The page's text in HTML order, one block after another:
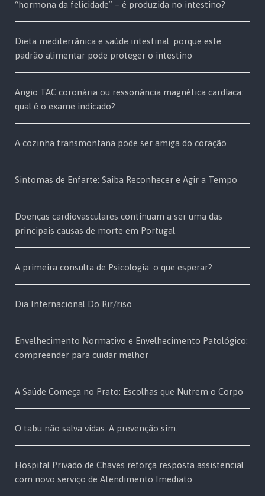
“hormona da felicidade” – é produzida no intestino?
Dieta mediterrânica e saúde intestinal: porque este
padrão alimentar pode proteger o intestino
Angio TAC coronária ou ressonância magnética cardíaca:
qual é o exame indicado?
A cozinha transmontana pode ser amiga do coração
Sintomas de Enfarte: Saiba Reconhecer e Agir a Tempo
Doenças cardiovasculares continuam a ser uma das
principais causas de morte em Portugal
A primeira consulta de Psicologia: o que esperar?
Dia Internacional Do Rir/riso
Envelhecimento Normativo e Envelhecimento Patológico:
compreender para cuidar melhor
A Saúde Começa no Prato: Escolhas que Nutrem o Corpo
O tabu não salva vidas. A prevenção sim.
Hospital Privado de Chaves reforça resposta assistencial
com novo serviço de Atendimento Imediato